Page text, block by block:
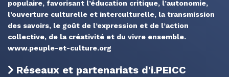
populaire, favorisant l’éducation critique, l’autonomie,
l’ouverture culturelle et interculturelle, la transmission
des savoirs, le goût de l’expression et de l’action
collective, de la créativité et du vivre ensemble.
www.peuple-et-culture.org
Réseaux et partenariats d'i.PEICC